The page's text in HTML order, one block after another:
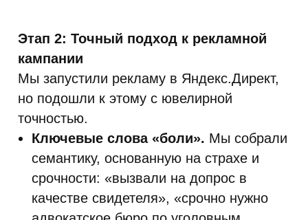
Этап 2: Точный подход к рекламной
кампании
Мы запустили рекламу в Яндекс.Директ,
но подошли к этому с ювелирной
точностью.
Ключевые слова «боли». Мы собрали
семантику, основанную на страхе и
срочности: «вызвали на допрос в
качестве свидетеля», «срочно нужно